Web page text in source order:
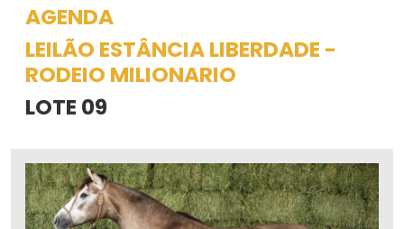
AGENDA
LEILÃO ESTÂNCIA LIBERDADE -
RODEIO MILIONARIO
LOTE 09